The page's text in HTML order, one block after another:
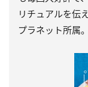
リチュアルを伝
プラネット所属。